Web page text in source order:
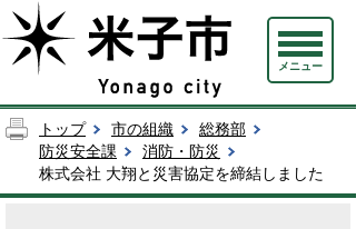
メニュー
トップ 市の組織
総務部
防災安全課
消防・防災
株式会社 大翔と災害協定を締結しました